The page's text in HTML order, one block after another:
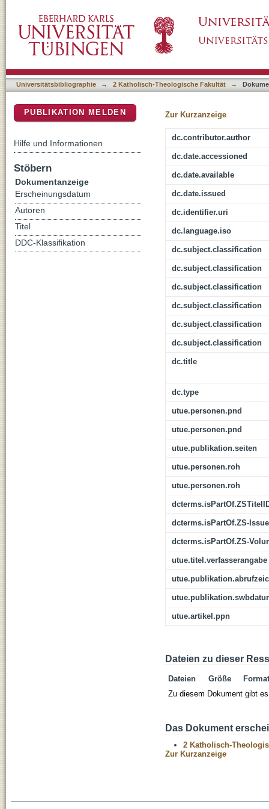
Universitätsbibliographie → 2 Katholisch-Theologische Fakultät →
Zur Kurzanzeige
dc.contributor.author
dc.date.accessioned
dc.date.available
dc.date.issued
dc.identifier.uri
dc.language.iso
dc.subject.classification
dc.subject.classification
dc.subject.classification
dc.subject.classification
dc.subject.classification
dc.subject.classification
dc.title
dc.type
utue.personen.pnd
utue.personen.pnd
utue.publikation.seiten
utue.personen.roh
utue.personen.roh
dcterms.isPartOf.ZS-Issue
dcterms.isPartOf.ZS-
utue.titel.verfasserangabe
utue.artikel.ppn
Dateien zu dieser
Dateien Größe
Format
Zu diesem Dokument gibt
Das Dokument
2 Katholisch-
Zur Kurzanzeige
PUBLIKATION MELDEN
Hilfe und Informationen
Stöbern
Dokumentanzeige
Erscheinungsdatum
Autoren
Titel
DDC-Klassifikation